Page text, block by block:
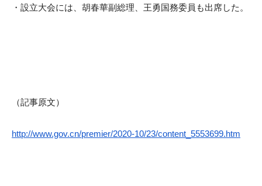
・設立大会には、胡春華副総理、王勇国務委員も出席した。
（記事原文）
http://www.gov.cn/premier/2020-10/23/content_5553699.htm